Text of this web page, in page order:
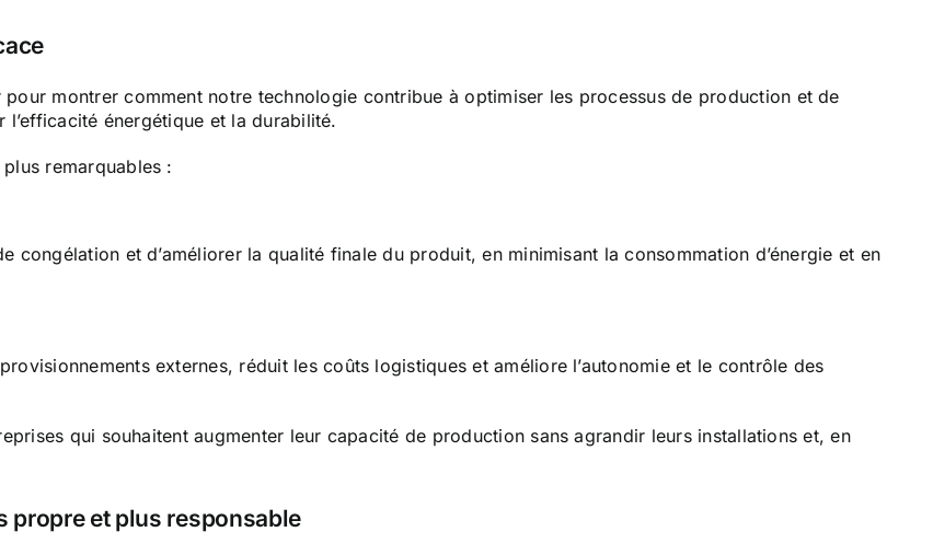
montrer comment notre technologie contribue à optimiser les processus de production et de
l’efficacité énergétique et la durabilité.
remarquables :
congélation et d’améliorer la qualité finale du produit, en minimisant la consommation d’énergie et en
externes, réduit les coûts logistiques et améliore l’autonomie et le contrôle des
qui souhaitent augmenter leur capacité de production sans agrandir leurs installations et, en
propre et plus responsable